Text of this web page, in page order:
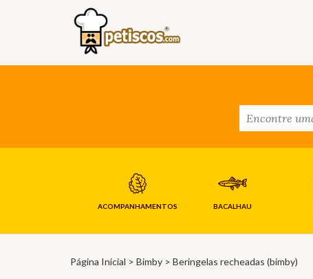
ACOMPANHAMENTOS BACALHAU
Página Inicial > Bimby > Beringelas recheadas (bimby)